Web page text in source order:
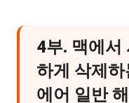
4부. 맥에서
하게 삭제
에어 일반